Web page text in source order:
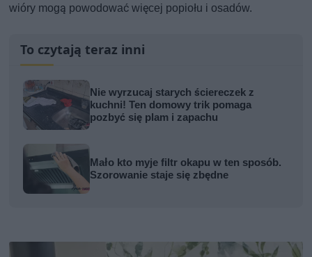
wióry mogą powodować więcej popiołu i osadów.
To czytają teraz inni
Nie wyrzucaj starych ściereczek z
kuchni! Ten domowy trik pomaga
pozbyć się plam i zapachu
Mało kto myje filtr okapu w ten sposób.
Szorowanie staje się zbędne